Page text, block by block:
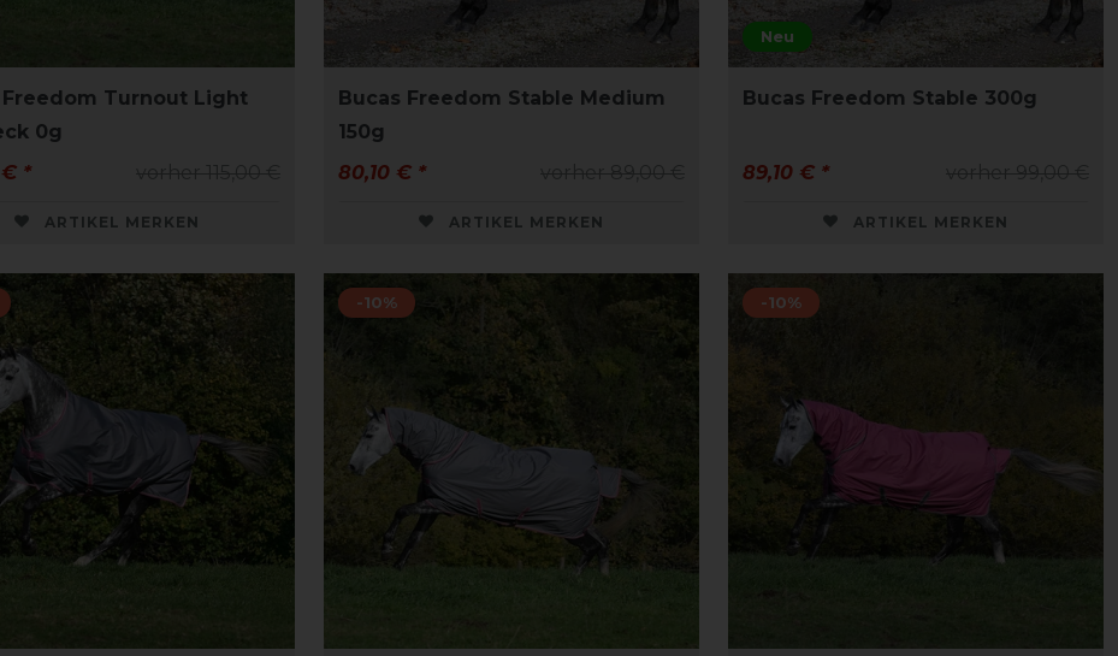
Freedom Turnout Light
0g
€ *
ARTIKEL MERKEN
Bucas Freedom Stable Medium
150g
80,10 € *
ARTIKEL MERKEN
Neu
Bucas Freedom Stable 300g
89,10 € *
ARTIKEL MERKEN
-10% -10%